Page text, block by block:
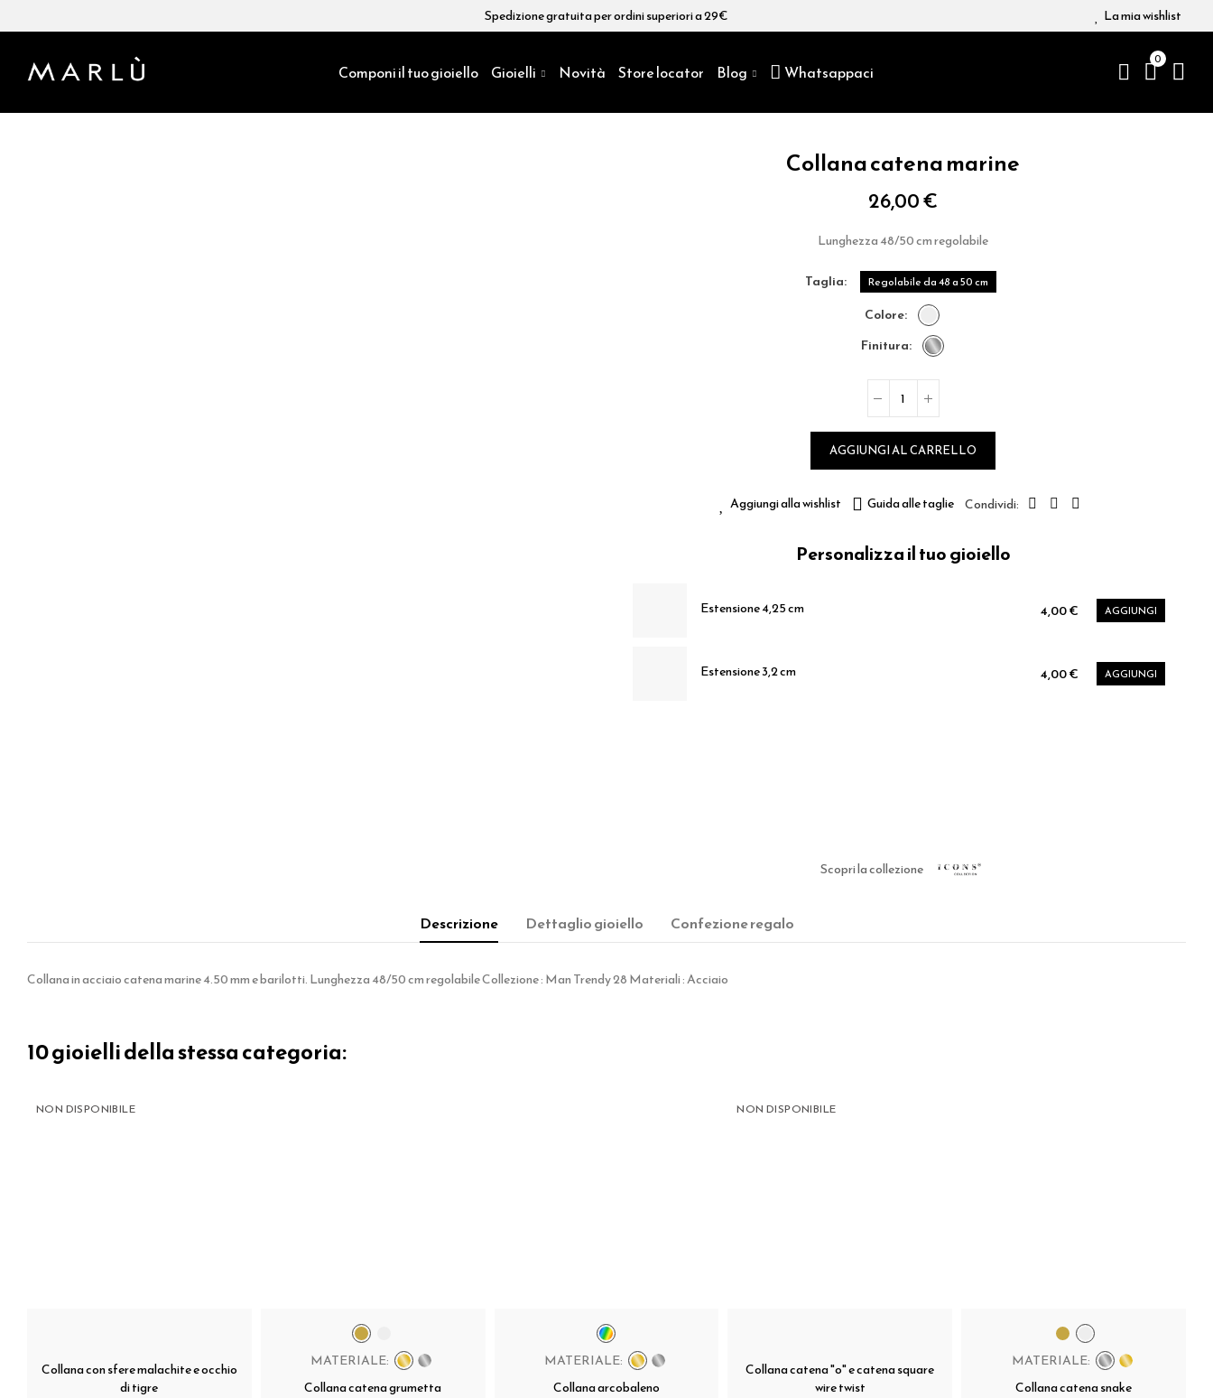
Spedizione gratuita per ordini superiori a 29€ La mia wishlist
Componi il tuo gioiello Gioielli Novità Store locator Blog Whatsappaci
0
Collana catena marine
26,00 €
Lunghezza 48/50 cm regolabile
taglia Regolabile da 48 a 50 cm
colore
finitura
AGGIUNGI AL CARRELLO
Aggiungi alla wishlist Guida alle taglie
Personalizza il tuo gioiello
Estensione 4,25 cm 4,00 € AGGIUNGI
Estensione 3,2 cm 4,00 € AGGIUNGI
Scopri la collezione
Descrizione Dettaglio gioiello Confezione regalo
Collana in acciaio catena marine 4.50 mm e barilotti. Lunghezza 48/50 cm regolabile Collezione : Man Trendy 28 Materiali : Acciaio
10 gioielli della stessa categoria:
NON DISPONIBILE
Collana con sfere malachite e occhio
di tigre
MATERIALE:
Collana catena grumetta
MATERIALE:
Collana arcobaleno
NON DISPONIBILE
Collana catena "o" e catena square
wire twist
MATERIALE:
Collana catena snake